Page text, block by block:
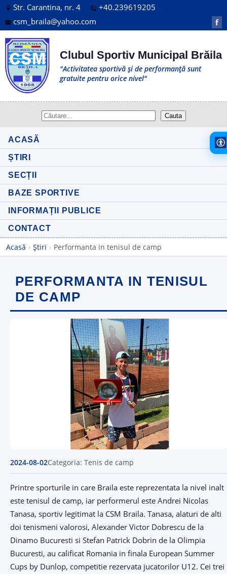
Str. Carantina, nr. 4
+40.239619205
csm_braila@yahoo.com
f
Clubul Sportiv Municipal Brăila
"Activitatea sportivă și de performanță sunt
gratuite pentru orice nivel"
ACASĂ
ȘTIRI
SECȚII
BAZE SPORTIVE
INFORMAȚII PUBLICE
CONTACT
Acasă › Știri › Performanta in tenisul de camp
PERFORMANTA IN TENISUL
DE CAMP
2024-08-02Categoria: Tenis de camp
Printre sporturile in care Braila este reprezentata la nivel inalt
este tenisul de camp, iar performerul este Andrei Nicolas
Tanasa, sportiv legitimat la CSM Braila. Tanasa, alaturi de alti
doi tenismeni valorosi, Alexander Victor Dobrescu de la
Dinamo Bucuresti si Stefan Patrick Dobrin de la Olimpia
Bucuresti, au calificat Romania in finala European Summer
Cups by Dunlop, competitie rezervata jucatorilor U12. Cei trei